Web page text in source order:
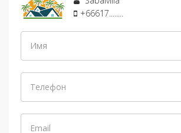
+66617........